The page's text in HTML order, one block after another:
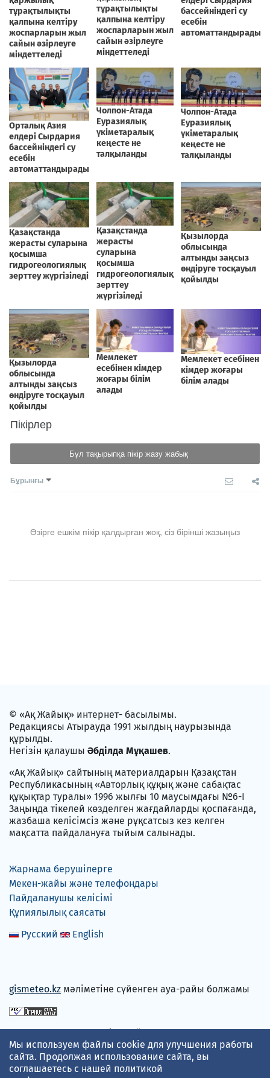
Пікірлер
Бұл тақырыпқа пікір жазу жабық
Бұрынғы
Әзірге ешкім пікір қалдырған жоқ, сіз бірінші жазыңыз
© «Ақ Жайық» интернет- басылымы.
Редакциясы Атырауда 1991 жылдың наурызында
құрылды.
Негізін қалаушы Әбділда Мұқашев.
«Ақ Жайық» сайтының материалдарын Қазақстан
Республикасының «Авторлық құқық және сабақтас
құқықтар туралы» 1996 жылғы 10 маусымдағы №6-I
Заңында тікелей көзделген жағдайларды қоспағанда,
жазбаша келісімсіз және рұқсатсыз кез келген
мақсатта пайдалануға тыйым салынады.
Жарнама берушілерге
Мекен-жайы және телефондары
Пайдаланушы келісімі
Құпиялылық саясаты
Русский
English
gismeteo.kz мәліметіне сүйенген ауа-райы болжамы
Төлем карталарын қабылдаймыз
Мы используем файлы cookie для улучшения работы
сайта. Продолжая использование сайта, вы
соглашаетесь с нашей политикой